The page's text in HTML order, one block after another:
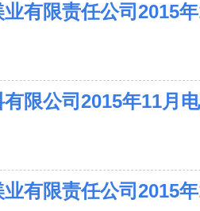
有限责任公司2015
限公司2015年11月
有限责任公司2015